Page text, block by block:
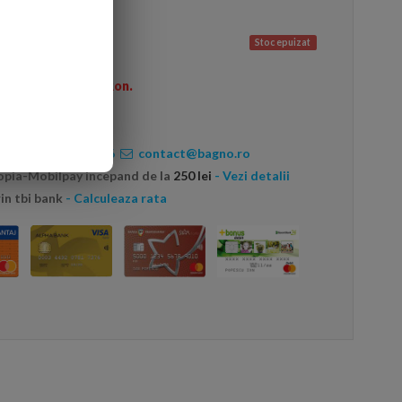
Stoc epuizat
peste 600 Ron.
0720456456
contact@bagno.ro
Mobilpay incepand de la 250 lei - Vezi detalii
tbi bank - Calculeaza rata